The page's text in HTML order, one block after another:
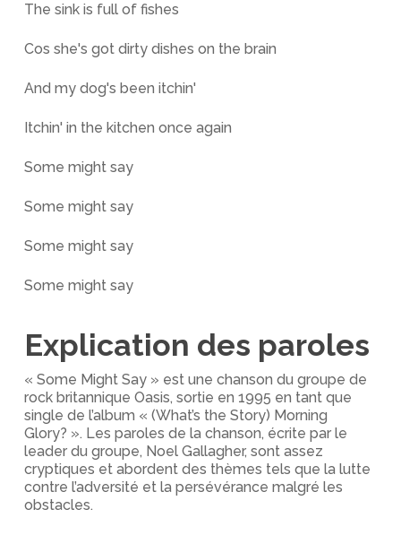
The sink is full of fishes
Cos she's got dirty dishes on the brain
And my dog's been itchin'
Itchin' in the kitchen once again
Some might say
Some might say
Some might say
Some might say
Explication des paroles
« Some Might Say » est une chanson du groupe de
rock britannique Oasis, sortie en 1995 en tant que
single de l’album « (What’s the Story) Morning
Glory? ». Les paroles de la chanson, écrite par le
leader du groupe, Noel Gallagher, sont assez
cryptiques et abordent des thèmes tels que la lutte
contre l’adversité et la persévérance malgré les
obstacles.